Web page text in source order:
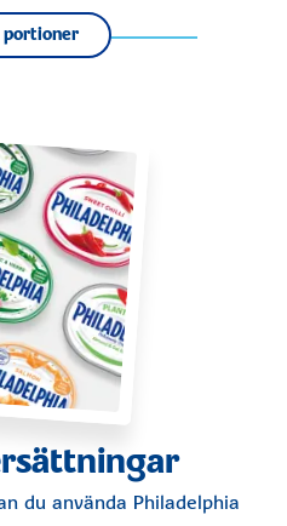
portioner
du använda Philadelphia